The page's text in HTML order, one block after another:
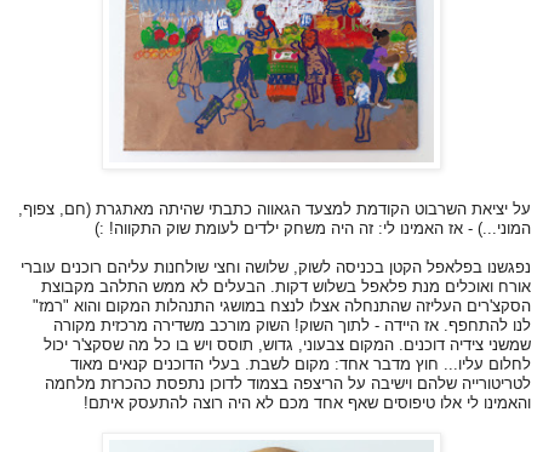
על יציאת השרבוט הקודמת למצעד הגאווה כתבתי שהיתה מאתגרת (חם, צפוף,
המוני...) - אז האמינו לי: זה היה משחק ילדים לעומת שוק התקווה! :)
נפגשנו בפלאפל הקטן בכניסה לשוק, שלושה וחצי שולחנות עליהם רוכנים עוברי
אורח ואוכלים מנת פלאפל בשלוש דקות. הבעלים לא ממש התלהב מקבוצת
הסקצ'רים העליזה שהתנחלה אצלו לנצח במושגי התנהלות המקום והוא "רמז"
לנו להתחפף. אז היידה - לתוך השוק! השוק מורכב משדירה מרכזית מקורה
שמשני צידיה דוכנים. המקום צבעוני, גדוש, תוסס ויש בו כל מה שסקצ'ר יכול
לחלום עליו... חוץ מדבר אחד: מקום לשבת. בעלי הדוכנים קנאים מאוד
לטריטורייה שלהם וישיבה על הריצפה בצמוד לדוכן נתפסת כהכרזת מלחמה
והאמינו לי אלו טיפוסים שאף אחד מכם לא היה רוצה להתעסק איתם!